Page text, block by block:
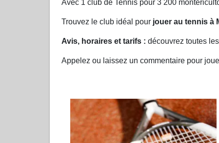
Avec 1 club de Tennis pour 3 200
Trouvez le club idéal pour jouer au tennis à
Avis, horaires et tarifs : découvrez toutes
Appelez ou laissez un commentaire pour